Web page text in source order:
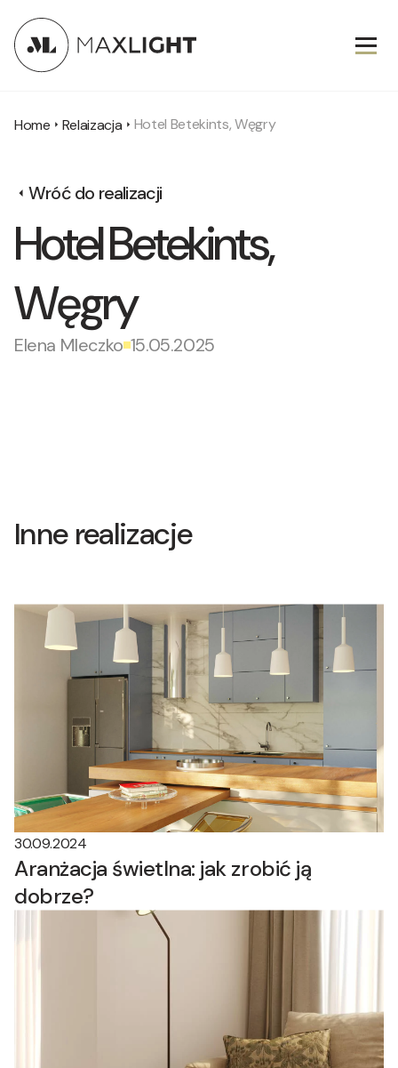
Home Relaizacja Hotel Betekints, Węgry
Wróć do realizacji
Hotel Betekints,
Węgry
Elena Mleczko 15.05.2025
Inne realizacje
30.09.2024
Aranżacja świetlna: jak zrobić ją
dobrze?